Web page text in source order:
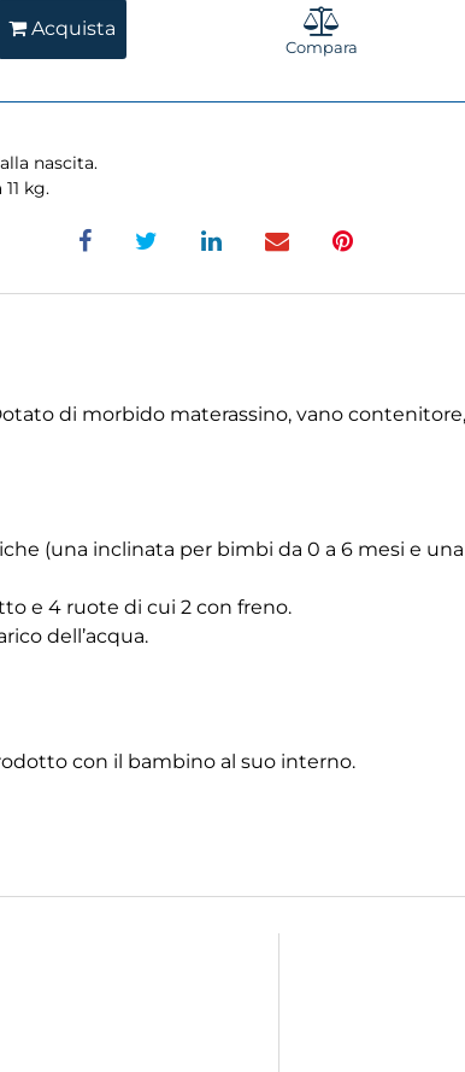
Acquista
Compara
nascita.
kg.
di morbido materassino, vano
(una inclinata per bimbi da 0 a 6 mesi e
e 4 ruote di cui 2 con freno.
dell’acqua.
con il bambino al suo interno.